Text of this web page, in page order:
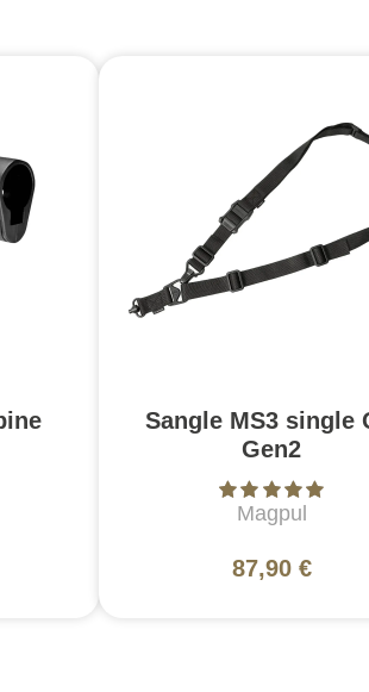
Sangle MS3 single
Gen2
Magpul
87,90 €